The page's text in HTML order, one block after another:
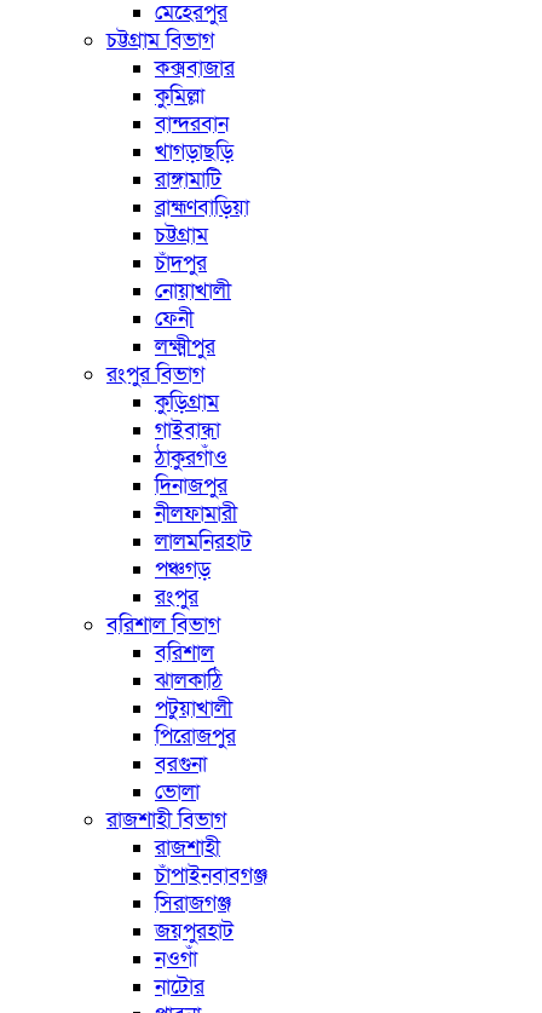
মেহেরপুর
চট্টগ্রাম বিভাগ
কক্সবাজার
কুমিল্লা
বান্দরবান
খাগড়াছড়ি
রাঙ্গামাটি
ব্রাহ্মণবাড়িয়া
চট্টগ্রাম
চাঁদপুর
নোয়াখালী
ফেনী
লক্ষ্মীপুর
রংপুর বিভাগ
কুড়িগ্রাম
গাইবান্ধা
ঠাকুরগাঁও
দিনাজপুর
নীলফামারী
লালমনিরহাট
পঞ্চগড়
রংপুর
বরিশাল বিভাগ
বরিশাল
ঝালকাঠি
পটুয়াখালী
পিরোজপুর
বরগুনা
ভোলা
রাজশাহী বিভাগ
রাজশাহী
চাঁপাইনবাবগঞ্জ
সিরাজগঞ্জ
জয়পুরহাট
নওগাঁ
নাটোর